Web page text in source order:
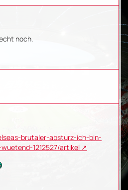
noch.
brutaler-absturz-ich-bin-
1212527/artikel